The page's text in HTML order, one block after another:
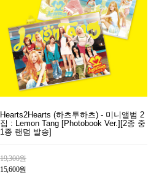
Hearts2Hearts (하츠투하츠) - 미니앨범 2
집 : Lemon Tang [Photobook Ver.][2종 중
1종 랜덤 발송]
19,300원
15,600원